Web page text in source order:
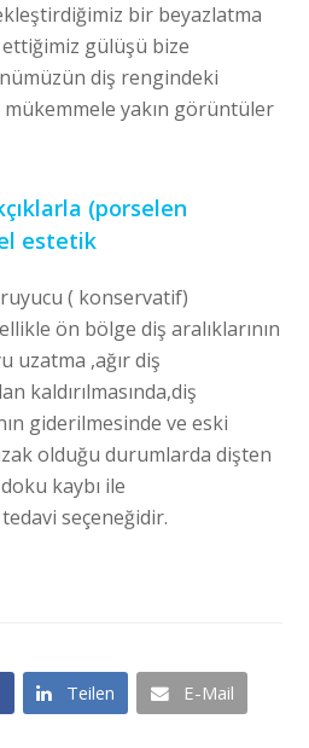
bir beyazlatma
gülüşü bize
diş rengindeki
yakın görüntüler
(porselen
estetik
( konservatif)
ön bölge diş aralıklarının
uzatma ,ağır diş
kaldırılmasında,diş
giderilmesinde ve eski
olduğu durumlarda dişten
kaybı ile
seçeneğidir.
Teilen E-Mail